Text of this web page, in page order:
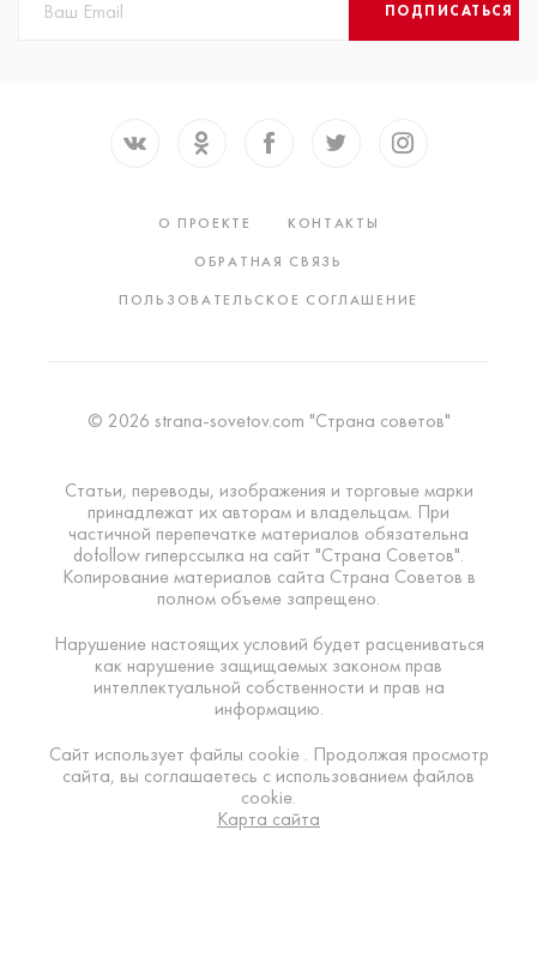
ПОДПИСАТЬСЯ
О ПРОЕКТЕ
КОНТАКТЫ
ОБРАТНАЯ СВЯЗЬ
ПОЛЬЗОВАТЕЛЬСКОЕ СОГЛАШЕНИЕ
© 2026 strana-sovetov.com "Страна советов"
Статьи, переводы, изображения и торговые марки
принадлежат их авторам и владельцам. При
частичной перепечатке материалов обязательна
dofollow гиперссылка на сайт "Страна Советов".
Копирование материалов сайта Страна Советов в
полном объеме запрещено.
Нарушение настоящих условий будет расцениваться
как нарушение защищаемых законом прав
интеллектуальной собственности и прав на
информацию.
Сайт использует файлы cookie . Продолжая просмотр
сайта, вы соглашаетесь с использованием файлов
cookie.
Карта сайта